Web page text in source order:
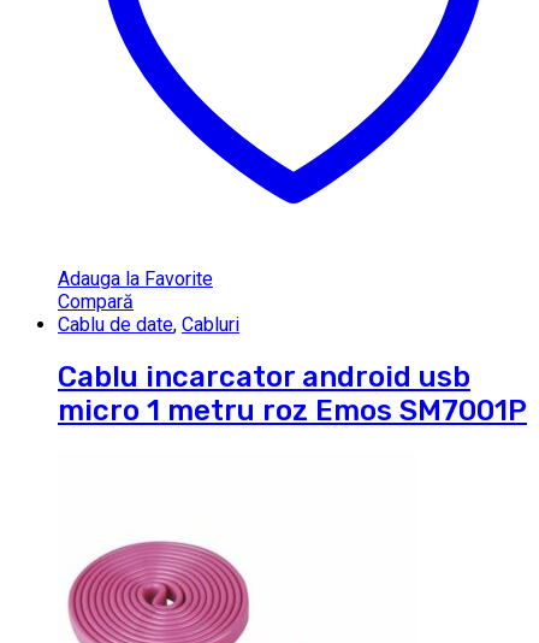
Adauga la Favorite
Compară
Cablu de date, Cabluri
Cablu incarcator android usb
micro 1 metru roz Emos SM7001P